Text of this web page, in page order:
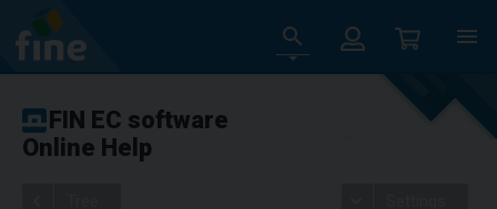
FIN EC software
Online Help